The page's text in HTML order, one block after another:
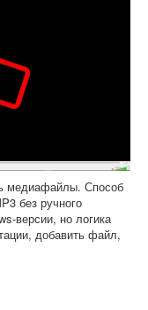
медиафайлы. Способ
без ручного
версии, но логика
добавить файл,